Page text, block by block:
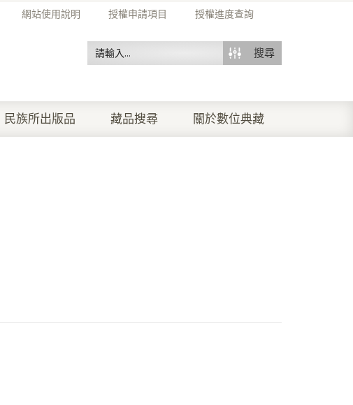
網站使用說明 授權申請項目 授權進度查詢
搜尋
民族所出版品 藏品搜尋 關於數位典藏